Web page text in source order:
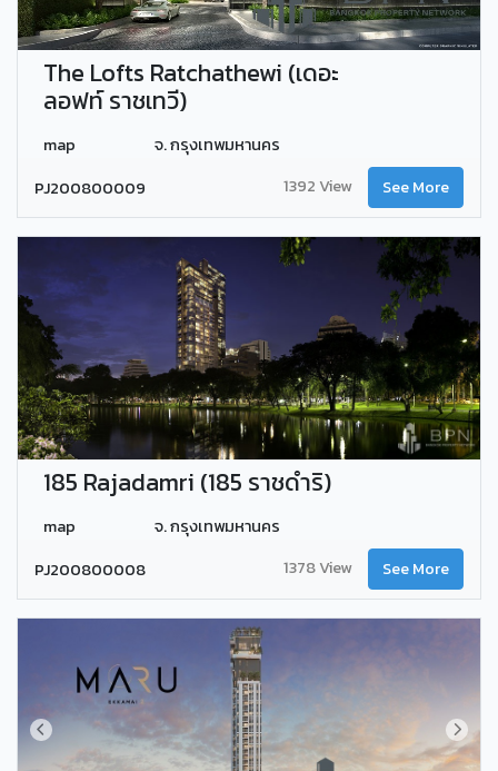
The Lofts Ratchathewi (เดอะ
ลอฟท์ ราชเทวี)
map
จ. กรุงเทพมหานคร
PJ200800009
1392 View See More
185 Rajadamri (185 ราชดำริ)
map
จ. กรุงเทพมหานคร
PJ200800008
1378 View See More